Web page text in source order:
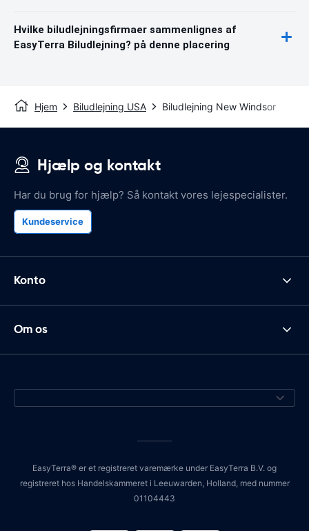
Hvilke biludlejningsfirmaer sammenlignes af
EasyTerra Biludlejning? på denne placering
Hjem Biludlejning USA Biludlejning New Windsor
Hjælp og kontakt
Har du brug for hjælp? Så kontakt vores lejespecialister.
Kundeservice
Konto
Om os
EasyTerra® er et registreret varemærke under EasyTerra B.V. og
registreret hos Handelskammeret i Leeuwarden, Holland, med nummer
01104443